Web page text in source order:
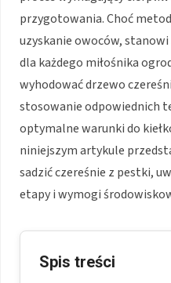
przygotowania. Choć
uzyskanie owoców,
dla każdego miłośnika
wyhodować drzewo
stosowanie odpowiednich
optymalne warunki do
niniejszym artykule
sadzić czereśnie z pestki,
etapy i wymogi
Spis treści